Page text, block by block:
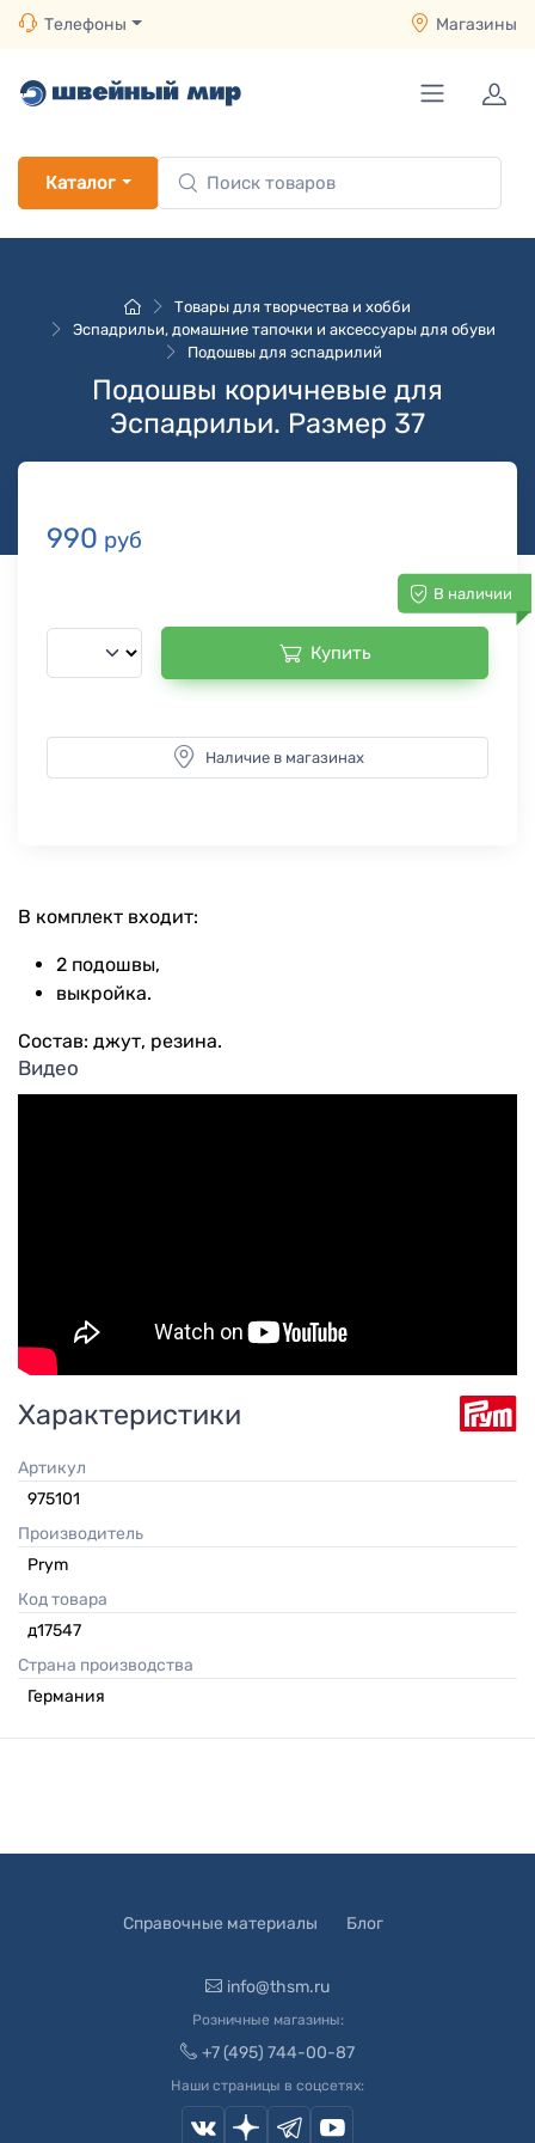
Телефоны Магазины
Каталог
Товары для творчества и хобби
Эспадрильи, домашние тапочки и аксессуары для обуви
Подошвы для эспадрилий
Подошвы коричневые для
Эспадрильи. Размер 37
990 руб
В наличии
Купить
Наличие в магазинах
В комплект входит:
2 подошвы,
выкройка.
Состав: джут, резина.
Видео
Характеристики
Артикул
975101
Производитель
Prym
Код товара
д17547
Страна производства
Германия
Справочные материалы Блог
info@thsm.ru
Розничные магазины:
+7 (495) 744-00-87
Наши страницы в соцсетях: